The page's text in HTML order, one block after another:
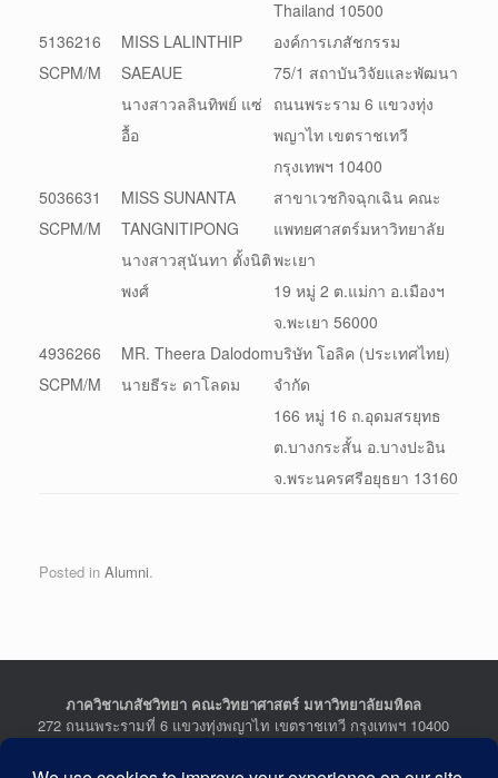
Thailand 10500
5136216
SCPM/M
MISS LALINTHIP
SAEAUE
นางสาวลลินทิพย์ แซ่
อื้อ
องค์การเภสัชกรรม
75/1 สถาบันวิจัยและพัฒนา
ถนนพระราม 6 แขวงทุ่ง
พญาไท เขตราชเทวี
กรุงเทพฯ 10400
5036631
SCPM/M
MISS SUNANTA
TANGNITIPONG
นางสาวสุนันทา ตั้งนิติ
พงศ์
สาขาเวชกิจฉุกเฉิน คณะ
แพทยศาสตร์มหาวิทยาลัย
พะเยา
19 หมู่ 2 ต.แม่กา อ.เมืองฯ
จ.พะเยา 56000
4936266
SCPM/M
MR. Theera Dalodom
นายธีระ ดาโลดม
บริษัท โอลิค (ประเทศไทย)
จำกัด
166 หมู่ 16 ถ.อุดมสรยุทธ
ต.บางกระสั้น อ.บางปะอิน
จ.พระนครศรีอยุธยา 13160
Posted in Alumni.
ภาควิชาเภสัชวิทยา คณะวิทยาศาสตร์ มหาวิทยาลัยมหิดล
272 ถนนพระรามที่ 6 แขวงทุ่งพญาไท เขตราชเทวี กรุงเทพฯ 10400
Department of Pharmacology, Faculty of Science, Mahidol